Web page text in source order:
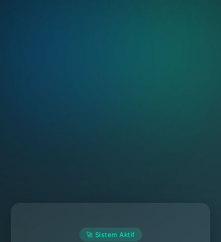
🚀 Sistem Aktif